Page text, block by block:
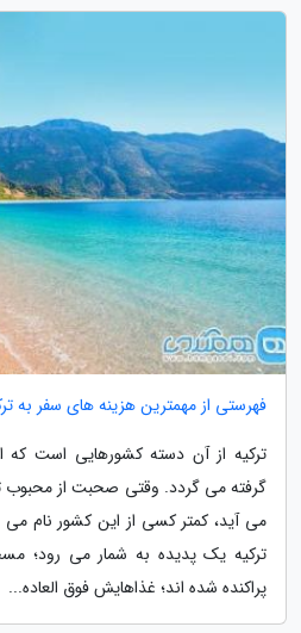
فهرستی از مهمترین هزینه های سفر به
ترکیه از آن دسته کشورهایی است که
گرفته می گردد. وقتی صحبت از محبوب
می آید، کمتر کسی از این کشور نام می
ترکیه یک پدیده به شمار می رود؛
پراکنده شده اند؛ غذاهایش فوق العاده...